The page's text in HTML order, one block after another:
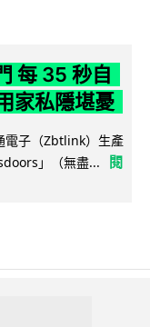
每 35 秒自
家私隱堪憂
電子（Zbtlink）生產
」（無盡...
閱